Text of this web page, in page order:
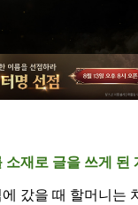
소재로 글을 쓰게 된
갔을 때 할머니는